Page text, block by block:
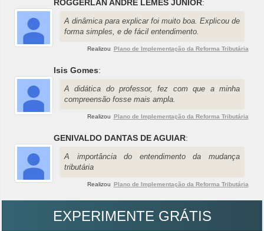
ROGGERLAN ANDRE LEMES JUNIOR:
A dinâmica para explicar foi muito boa. Explicou de
forma simples, e de fácil entendimento.
Realizou Plano de Implementação da Reforma Tributária
Isis Gomes:
A didática do professor, fez com que a minha
compreensão fosse mais ampla.
Realizou Plano de Implementação da Reforma Tributária
GENIVALDO DANTAS DE AGUIAR:
A importância do entendimento da mudança
tributária
Realizou Plano de Implementação da Reforma Tributária
EXPERIMENTE GRÁTIS